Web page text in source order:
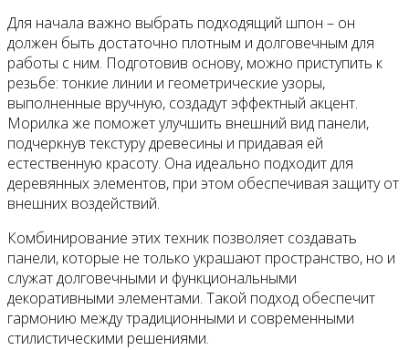
Для начала важно выбрать подходящий шпон – он
должен быть достаточно плотным и долговечным для
работы с ним. Подготовив основу, можно приступить к
резьбе: тонкие линии и геометрические узоры,
выполненные вручную, создадут эффектный акцент.
Морилка же поможет улучшить внешний вид панели,
подчеркнув текстуру древесины и придавая ей
естественную красоту. Она идеально подходит для
деревянных элементов, при этом обеспечивая защиту от
внешних воздействий.
Комбинирование этих техник позволяет создавать
панели, которые не только украшают пространство, но и
служат долговечными и функциональными
декоративными элементами. Такой подход обеспечит
гармонию между традиционными и современными
стилистическими решениями.